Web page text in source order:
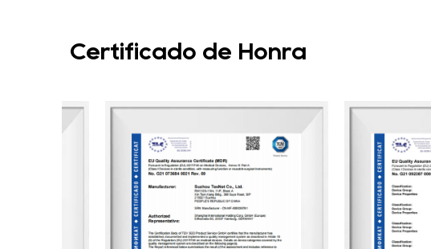
Certificado de Honra